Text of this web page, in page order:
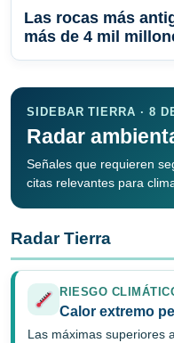
Las rocas más
más de 4 mil
SIDEBAR TIERRA · 8
Radar
Señales que requieren
citas relevantes para
Radar Tierra
RIESGO
Calor extremo
Las máximas superiores